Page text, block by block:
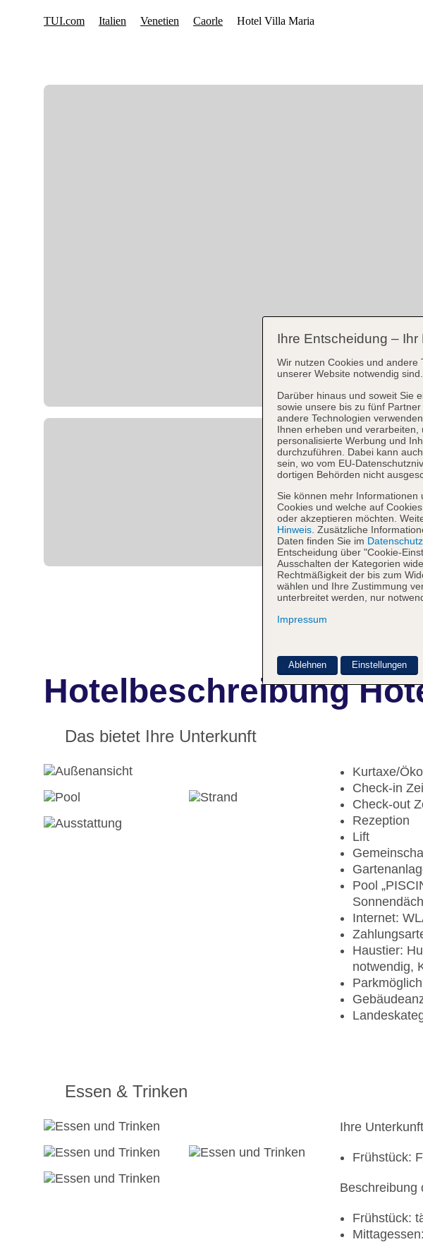
Hotelbeschreibung
Das bietet Ihre Unterkunft
Kurtaxe/
Check-in
Check-out
Rezeption
Lift
Pool
Internet:
Haustier:
notwendig,
Essen & Trinken
Ihre
Frühstück:
Beschreibung
Frühstück:
Ihre Entscheidung –
Wir nutzen Cookies und andere
unserer Website notwendig sind.
Darüber hinaus und soweit Sie
sowie unsere bis zu fünf
andere Technologien
Ihnen erheben und
personalisierte Werbung und
durchzuführen. Dabei kann
sein, wo vom EU-
dortigen Behörden nicht
Sie können mehr Informationen
Cookies und welche auf
oder akzeptieren möchten.
Hinweis . Zusätzliche
Daten finden Sie im
Entscheidung über "Cookie-
Ausschalten der Kategorien
Rechtmäßigkeit der bis zum
wählen und Ihre Zustimmung
unterbreitet werden, nur
Impressum
Ablehnen Einstellungen